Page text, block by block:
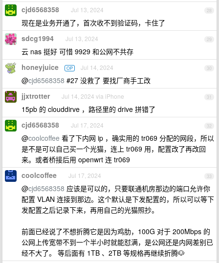
28
cjd6568358 Jul 13, 2024
现在是业务开通了，首次收不到验证码，卡住了
29
sdcg1994 Jul 13, 2024
云 nas 挺好 可惜 9929 和公网不共存
30
honeyjuice OP Jul 14, 2024
@cjd6568358 #27 没救了 要找厂商手工改
31
jjxtrotter Jul 14, 2024 via iPhone
15pb 的 clouddirve ，路径里的 drive 拼错了
32
cjd6568358 Jul 17, 2024
@coolcoffee 看了下内网 ip ，确实用的 tr069 分配的网段，所以
是不是可以自己买一个光猫，连上 tr069 用，配置改了再改回
来。或者桥接后用 openwrt 连 tr069
33
coolcoffee Jul 17, 2024
@cjd6568358 应该是可以的，只要联通机房那边的端口允许你
配置 VLAN 连接到那边。这个默认是下发配置的，所以可以等下
发配置之后记录下来，再用自己的光猫照抄。
前面已经说了不想折腾它是因为鸡肋，100G 对于 200Mbps 的
公网上传宽带不到一个半小时就能怼满，是公网还是内网差别已
经不大了。 等后面有 1TB 、2TB 等规格再继续折腾🐶